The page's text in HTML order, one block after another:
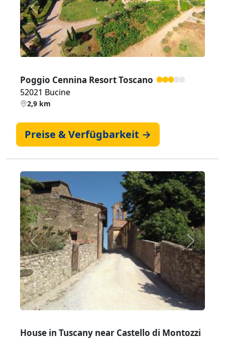
Zurück Weiter
Poggio Cennina Resort Toscano
52021 Bucine
2,9 km
Preise & Verfügbarkeit →
Zurück Weiter
House in Tuscany near Castello di Montozzi